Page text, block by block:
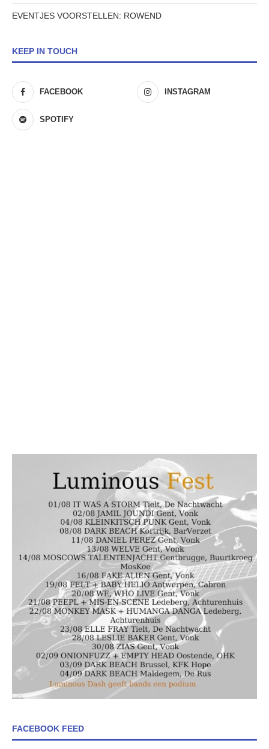
EVENTJES VOORSTELLEN: ROWEND
KEEP IN TOUCH
FACEBOOK INSTAGRAM
SPOTIFY
FACEBOOK FEED